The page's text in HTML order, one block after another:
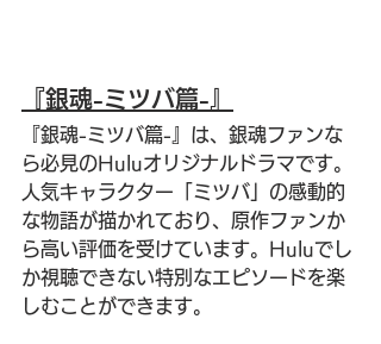
『銀魂-ミツバ篇-』
『銀魂-ミツバ篇-』は、銀魂ファンな
ら必見のHuluオリジナルドラマです。
人気キャラクター「ミツバ」の感動的
な物語が描かれており、原作ファンか
ら高い評価を受けています。Huluでし
か視聴できない特別なエピソードを楽
しむことができます。